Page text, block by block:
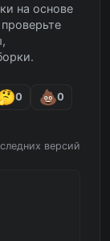
на основе
0 0
версий